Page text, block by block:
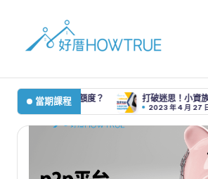
當期課程
額度？ 打破迷思！小資族必看:輕鬆投資
2023 年 4 月 27 日